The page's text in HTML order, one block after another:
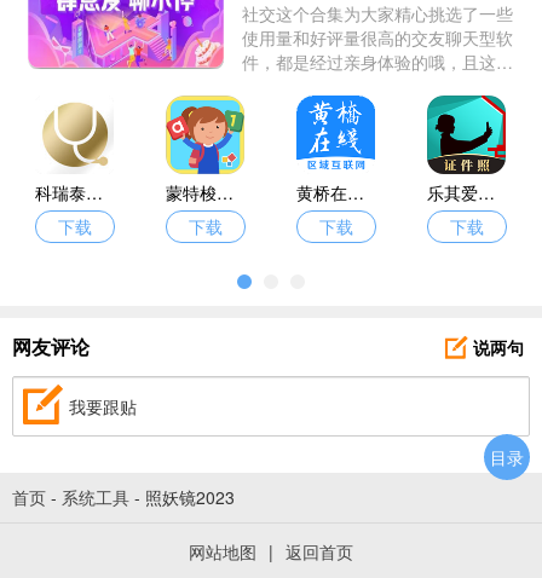
社交这个合集为大家精心挑选了一些
使用量和好评量很高的交友聊天型软
件，都是经过亲身体验的哦，且这些
经过严格认证过的，不用担心被骗，
大家可以放心交友聊天，分享自己的
生活。
科瑞泰医生
下载
蒙特梭利启蒙乐园
下载
黄桥在线招工
下载
乐其爱相馆
下载
网友评论 说两句
我要跟贴
首页 - 系统工具 - 照妖镜2023
网站地图 | 返回首页
目录